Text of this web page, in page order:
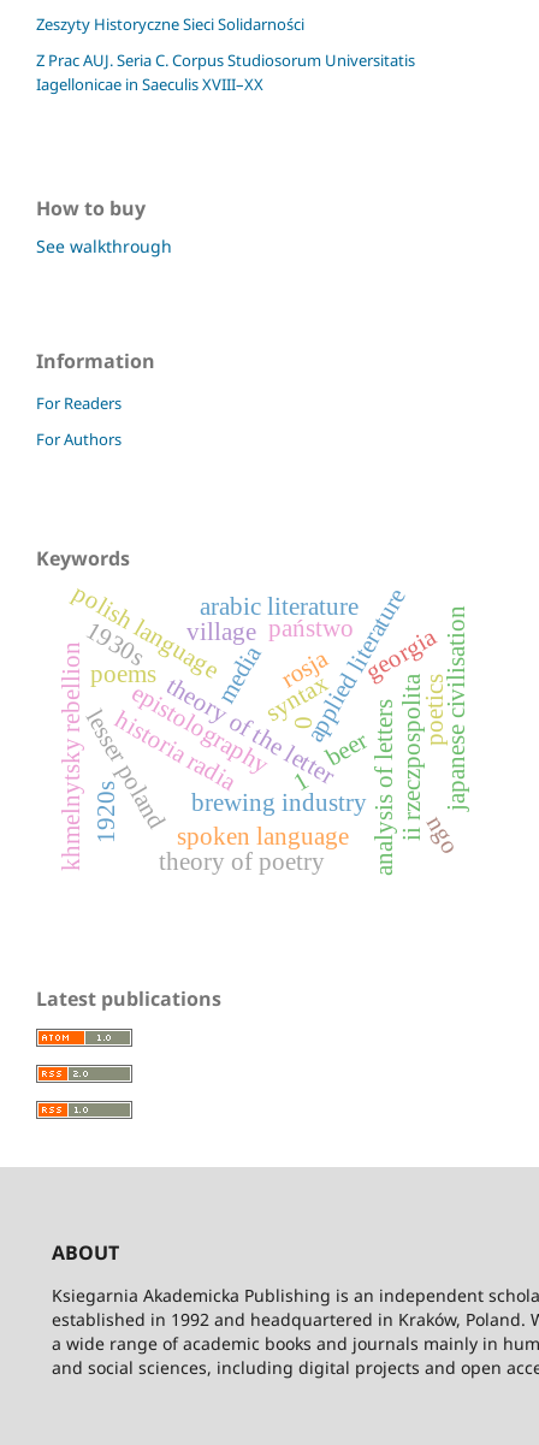
Zeszyty Historyczne Sieci Solidarności
Z Prac AUJ. Seria C. Corpus Studiosorum Universitatis
Iagellonicae in Saeculis XVIII–XX
How to buy
See walkthrough
Information
For Readers
For Authors
Keywords
brewing industry
beer
theory of the letter
epistolography applied literature
analysis of letters
historia radia ii rzeczpospolita
media
państwo
0
syntax
polish language
spoken language
rosja
village
lesser poland
arabic literature
poetics
poems
theory of poetry
georgia
1
khmelnytsky rebellion japanese civilisation
1920s
1930s
ngo
Latest publications
ABOUT
Ksiegarnia Akademicka Publishing is an independent
established in 1992 and headquartered in Kraków, Poland.
a wide range of academic books and journals mainly in
and social sciences, including digital projects and open